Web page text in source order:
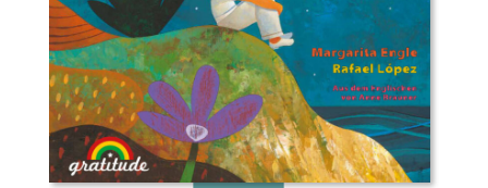
ISBN:
978-3-9820768-8-1
Preis:20.00 €
Erscheingsdatum:08.09.23
zum Shop